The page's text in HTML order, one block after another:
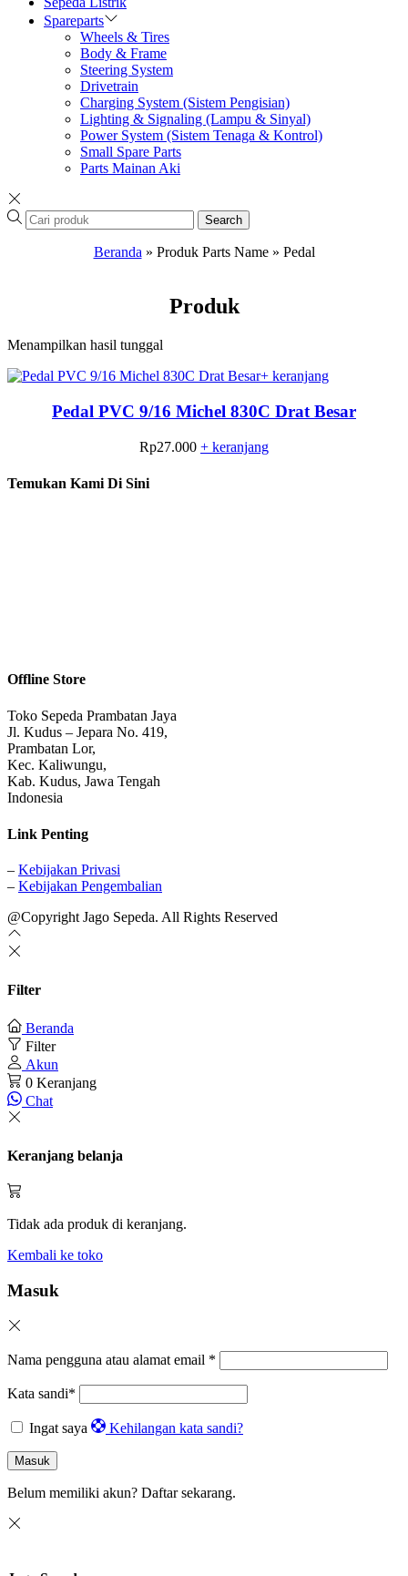
Spareparts
Wheels & Tires
Body & Frame
Steering System
Drivetrain
Charging System (Sistem Pengisian)
Lighting & Signaling (Lampu & Sinyal)
Power System (Sistem Tenaga & Kontrol)
Small Spare Parts
Parts Mainan Aki
Search
Beranda » Produk Parts Name» Pedal
Produk
Menampilkan hasil tunggal
+ keranjang
Pedal PVC 9/16 Michel 830C Drat Besar
Rp27.000 + keranjang
Temukan Kami Di Sini
Offline Store
Toko Sepeda Prambatan Jaya
Jl. Kudus – Jepara No. 419,
Prambatan Lor,
Kec. Kaliwungu,
Kab. Kudus, Jawa Tengah
Indonesia
Link Penting
– Kebijakan Privasi
– Kebijakan Pengembalian
@Copyright Jago Sepeda. All Rights Reserved
Filter
Beranda
Filter
Akun
0 Keranjang
Chat
Keranjang belanja
Tidak ada produk di keranjang.
Kembali ke toko
Masuk
Nama pengguna atau alamat email *
Kata sandi*
Ingat saya Kehilangan kata sandi?
Masuk
Belum memiliki akun? Daftar sekarang.